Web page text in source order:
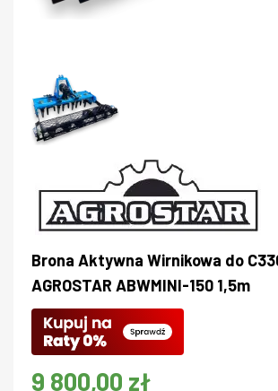
Brona Aktywna Wirnikowa do
AGROSTAR ABWMINI-150 1,5m
9 800,00 zł